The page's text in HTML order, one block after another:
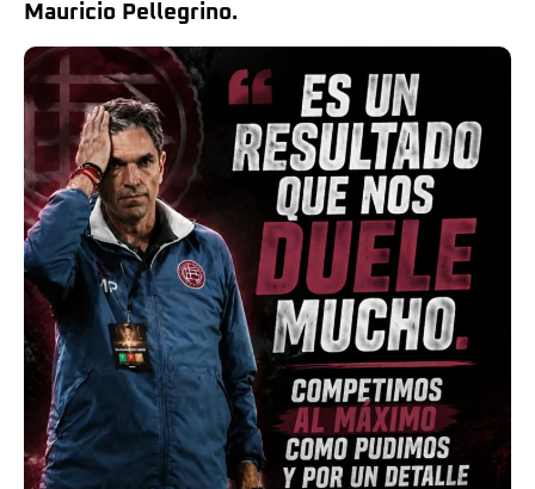
Mauricio Pellegrino.